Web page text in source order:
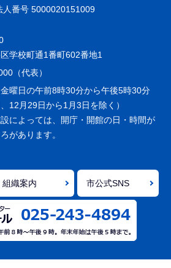
人番号 5000020151009
学校町通1番町602番地1
（代表）
曜日の午前8時30分から午後5時30分
、12月29日から1月3日を除く）
によっては、開庁・開館の日・時間が
があります。
組織案内 市公式SNS